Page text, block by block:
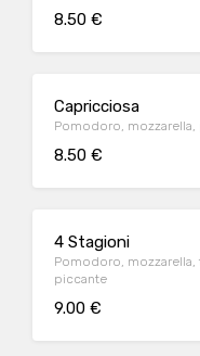
8.50 €
Capricciosa
Pomodoro,
8.50 €
4 Stagioni
Pomodoro,
piccante
9.00 €